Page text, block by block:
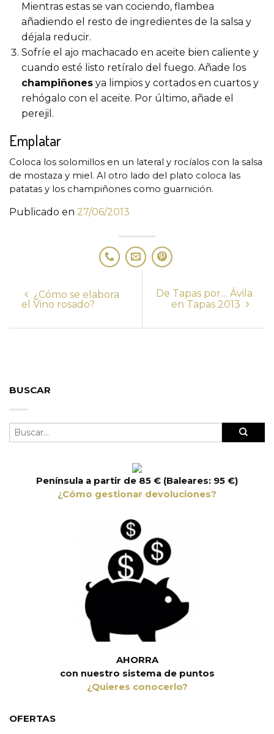
Mientras estas se van cociendo, flambea
añadiendo el resto de ingredientes de la salsa y
déjala reducir.
Sofríe el ajo machacado en aceite bien caliente y
cuando esté listo retíralo del fuego. Añade los
champiñones ya limpios y cortados en cuartos y
rehógalo con el aceite. Por último, añade el
perejil.
Emplatar
Coloca los solomillos en un lateral y rocíalos con la salsa
de mostaza y miel. Al otro lado del plato coloca las
patatas y los champiñones como guarnición.
Publicado en 27/06/2013
¿Cómo se elabora
el Vino rosado?
De Tapas por… Ávila
en Tapas 2013
BUSCAR
Península a partir de 85 € (Baleares: 95 €)
¿Cómo gestionar devoluciones?
AHORRA
con nuestro sistema de puntos
¿Quieres conocerlo?
OFERTAS